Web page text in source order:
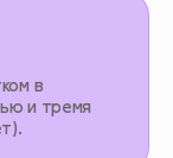
в
и тремя